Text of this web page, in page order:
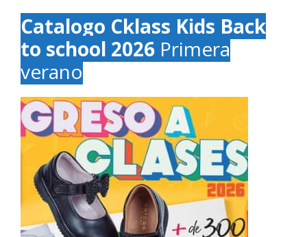
Catalogo Cklass Kids Back
to school 2026 Primera
verano